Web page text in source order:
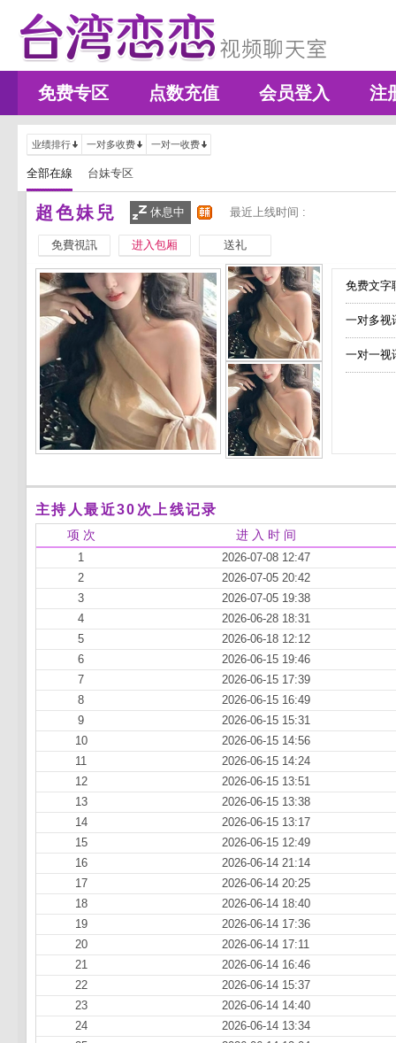
免费专区 点数充值 会员登入 注
业绩排行 一对多收费 一对一收费
全部在線 台妹专区
超色妹兒 休息中 最近上线时间 :
免費視訊 进入包厢 送礼
免费文
一对多
一对一
主持人最近30次上线记录
项 次 进 入 时 间
1
2026-07-08 12:47
2
2026-07-05 20:42
3
2026-07-05 19:38
4
2026-06-28 18:31
5
2026-06-18 12:12
6
2026-06-15 19:46
7
2026-06-15 17:39
8
2026-06-15 16:49
9
2026-06-15 15:31
10
2026-06-15 14:56
11
2026-06-15 14:24
12
2026-06-15 13:51
13
2026-06-15 13:38
14
2026-06-15 13:17
15
2026-06-15 12:49
16
2026-06-14 21:14
17
2026-06-14 20:25
18
2026-06-14 18:40
19
2026-06-14 17:36
20
2026-06-14 17:11
21
2026-06-14 16:46
22
2026-06-14 15:37
23
2026-06-14 14:40
24
2026-06-14 13:34